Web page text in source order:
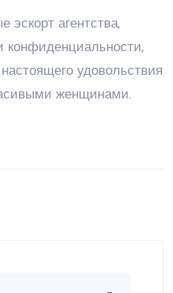
агентства,
конфиденциальности,
удовольствия
женщинами.